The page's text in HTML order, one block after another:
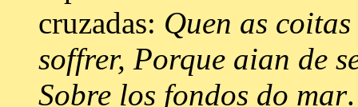
cruzadas: Quen as
soffrer, Porque aian de
Sobre los fondos do mar